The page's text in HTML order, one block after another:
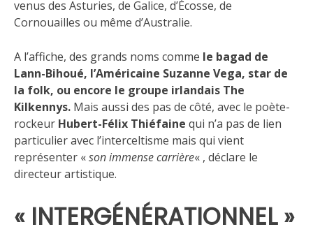
venus des Asturies, de Galice, d’Écosse, de
Cornouailles ou même d’Australie.
A l’affiche, des grands noms comme le bagad de
Lann-Bihoué, l’Américaine Suzanne Vega, star de
la folk, ou encore le groupe irlandais The
Kilkennys. Mais aussi des pas de côté, avec le poète-
rockeur Hubert-Félix Thiéfaine qui n’a pas de lien
particulier avec l’interceltisme mais qui vient
représenter «son immense carrière« , déclare le
directeur artistique.
« INTERGÉNÉRATIONNEL »